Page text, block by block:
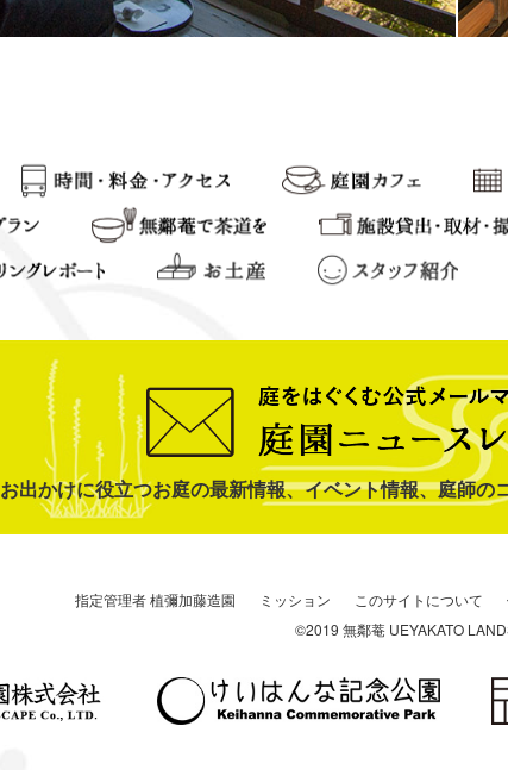
お出かけに役立つお庭の最新情報、イベント情報、庭師の
指定管理者 植彌加藤造園 ミッション このサイトについて
©2019 無鄰菴 UEYAKATO